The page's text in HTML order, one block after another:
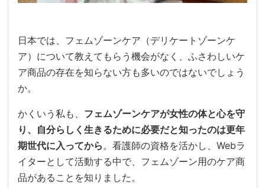
日本では、フェムゾーンケア（デリケートゾーンケ
ア）について教えてもらう機会がなく、ふさわしいケ
ア商品の存在を知らない方も多いのではないでしょう
か。
かくいう私も、 フェムゾーンケアが女性の体と心を守
り、自分らしく生きるために必要だと知ったのは更年
期世代に入ってから。看護師の資格を活かし、Webラ
イターとして活動する中で、フェムゾーン用のケア商
品があることを知りました。